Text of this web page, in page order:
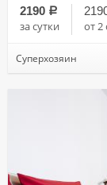
2190 a
за сутки от 2
Суперхозяин